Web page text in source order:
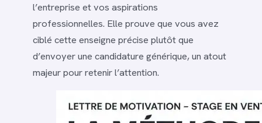
l’entreprise et vos aspirations
professionnelles. Elle prouve que vous avez
ciblé cette enseigne précise plutôt que
d’envoyer une candidature générique, un atout
majeur pour retenir l’attention.